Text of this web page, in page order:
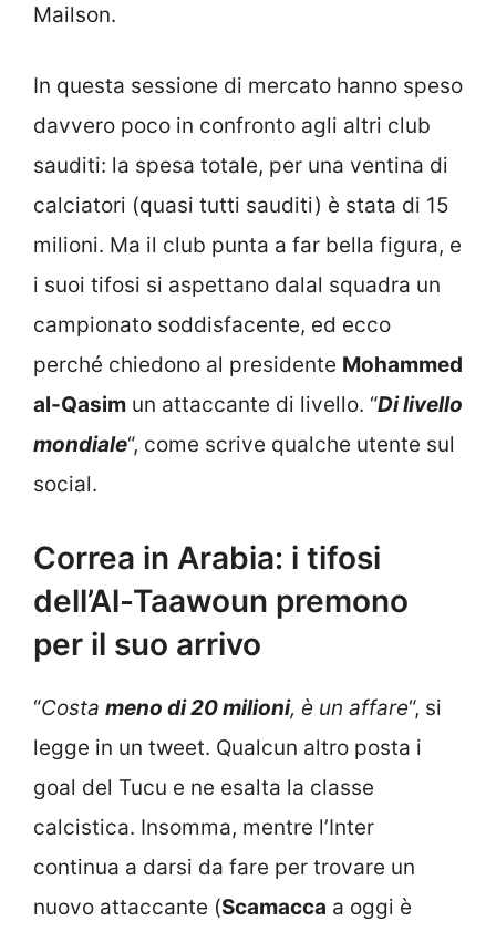
Mailson.
In questa sessione di mercato hanno speso
davvero poco in confronto agli altri club
sauditi: la spesa totale, per una ventina di
calciatori (quasi tutti sauditi) è stata di 15
milioni. Ma il club punta a far bella figura, e
i suoi tifosi si aspettano dalal squadra un
campionato soddisfacente, ed ecco
perché chiedono al presidente Mohammed
al-Qasim un attaccante di livello. “Di livello
mondiale“, come scrive qualche utente sul
social.
Correa in Arabia: i tifosi
dell’Al-Taawoun premono
per il suo arrivo
“Costa meno di 20 milioni, è un affare“, si
legge in un tweet. Qualcun altro posta i
goal del Tucu e ne esalta la classe
calcistica. Insomma, mentre l’Inter
continua a darsi da fare per trovare un
nuovo attaccante (Scamacca a oggi è